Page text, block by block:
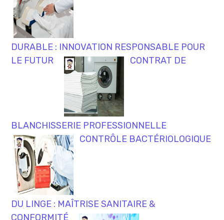
DURABLE : INNOVATION RESPONSABLE POUR
LE FUTUR
CONTRAT DE
BLANCHISSERIE PROFESSIONNELLE
CONTRÔLE BACTÉRIOLOGIQUE
DU LINGE : MAÎTRISE SANITAIRE &
CONFORMITÉ